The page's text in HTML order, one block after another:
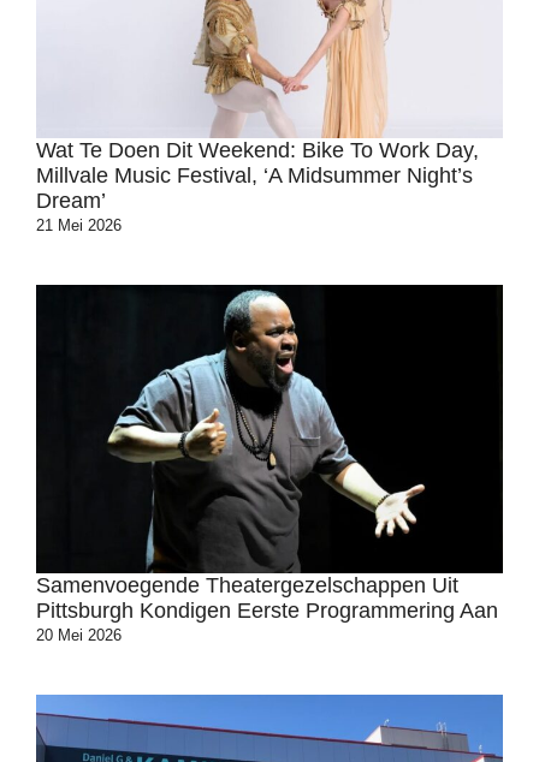
Wat Te Doen Dit Weekend: Bike To Work Day,
Millvale Music Festival, ‘A Midsummer Night’s
Dream’
21 Mei 2026
Samenvoegende Theatergezelschappen Uit
Pittsburgh Kondigen Eerste Programmering Aan
20 Mei 2026